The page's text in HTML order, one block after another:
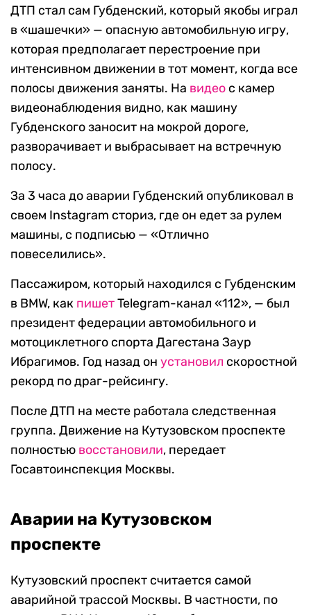
ДТП стал сам Губденский, который якобы играл
в «шашечки» — опасную автомобильную игру,
которая предполагает перестроение при
интенсивном движении в тот момент, когда все
полосы движения заняты. На видео с камер
видеонаблюдения видно, как машину
Губденского заносит на мокрой дороге,
разворачивает и выбрасывает на встречную
полосу.
За 3 часа до аварии Губденский опубликовал в
своем Instagram сториз, где он едет за рулем
машины, с подписью — «Отлично
повеселились».
Пассажиром, который находился с Губденским
в BMW, как пишетTelegram-канал «112», — был
президент федерации автомобильного и
мотоциклетного спорта Дагестана Заур
Ибрагимов. Год назад он установил скоростной
рекорд по драг-рейсингу.
После ДТП на месте работала следственная
группа. Движение на Кутузовском проспекте
полностью восстановили, передает
Госавтоинспекция Москвы.
Аварии на Кутузовском
проспекте
Кутузовский проспект считается самой
аварийной трассой Москвы. В частности, по